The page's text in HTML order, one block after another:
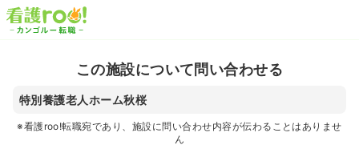
この施設について問い合わせる
特別養護老人ホーム秋桜
※看護roo!転職宛であり、施設に問い合わせ内容が伝わることはありませ
ん